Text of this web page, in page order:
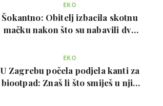
EKO
Šokantno: Obitelj izbacila skotnu
mačku nakon što su nabavili dva
EKO
U Zagrebu počela podjela kanti za
biootpad: Znaš li što smiješ u njih